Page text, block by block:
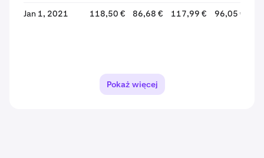
Jan 1, 2021 118,50 € 86,68 € 117,99 € 96,05 €
Pokaż więcej